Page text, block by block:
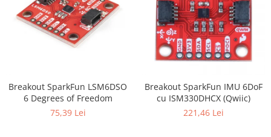
Breakout SparkFun LSM6DSO
6 Degrees of Freedom
75,39 Lei
Breakout SparkFun IMU 6DoF
cu ISM330DHCX (Qwiic)
221,46 Lei